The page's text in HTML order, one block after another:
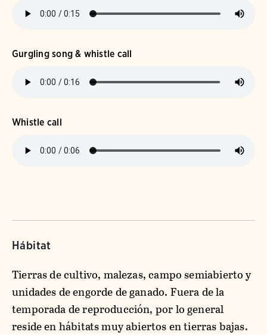
Gurgling song & whistle call
Whistle call
Hábitat
Tierras de cultivo, malezas, campo semiabierto y
unidades de engorde de ganado. Fuera de la
temporada de reproducción, por lo general
reside en hábitats muy abiertos en tierras bajas.